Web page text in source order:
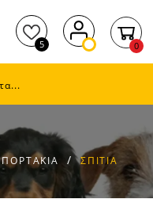
5 0
ΠΟΡΤΑΚΙΑ ΣΠΙΤΙΑ